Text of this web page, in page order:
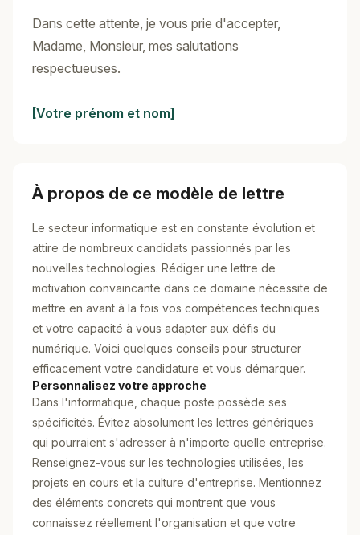
Dans cette attente, je vous prie d'accepter,
Madame, Monsieur, mes salutations
respectueuses.
[Votre prénom et nom]
À propos de ce modèle de lettre
Le secteur informatique est en constante évolution et
attire de nombreux candidats passionnés par les
nouvelles technologies. Rédiger une lettre de
motivation convaincante dans ce domaine nécessite de
mettre en avant à la fois vos compétences techniques
et votre capacité à vous adapter aux défis du
numérique. Voici quelques conseils pour structurer
efficacement votre candidature et vous démarquer.
Personnalisez votre approche
Dans l'informatique, chaque poste possède ses
spécificités. Évitez absolument les lettres génériques
qui pourraient s'adresser à n'importe quelle entreprise.
Renseignez-vous sur les technologies utilisées, les
projets en cours et la culture d'entreprise. Mentionnez
des éléments concrets qui montrent que vous
connaissez réellement l'organisation et que votre